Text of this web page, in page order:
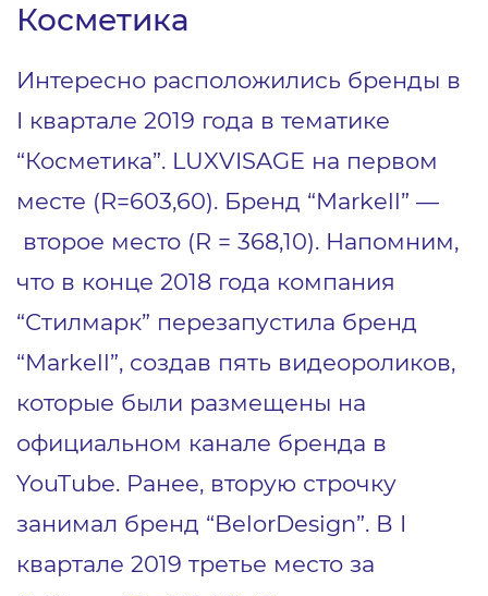
Косметика
Интересно расположились бренды в
I квартале 2019 года в тематике
“Косметика”. LUXVISAGE на первом
месте (R=603,60). Бренд “Markell” —
второе место (R = 368,10). Напомним,
что в конце 2018 года компания
“Стилмарк” перезапустила бренд
“Markell”, создав пять видеороликов,
которые были размещены на
официальном канале бренда в
YouTube. Ранее, вторую строчку
занимал бренд “BelorDesign”. В I
квартале 2019 третье место за